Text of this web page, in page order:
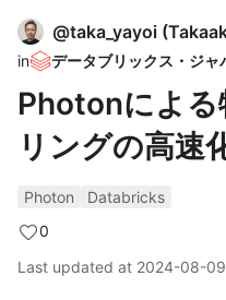
@taka_yayoi (
in
Photonによる
リングの高速
Photon
Databricks
0
Last updated at 2024-08-09